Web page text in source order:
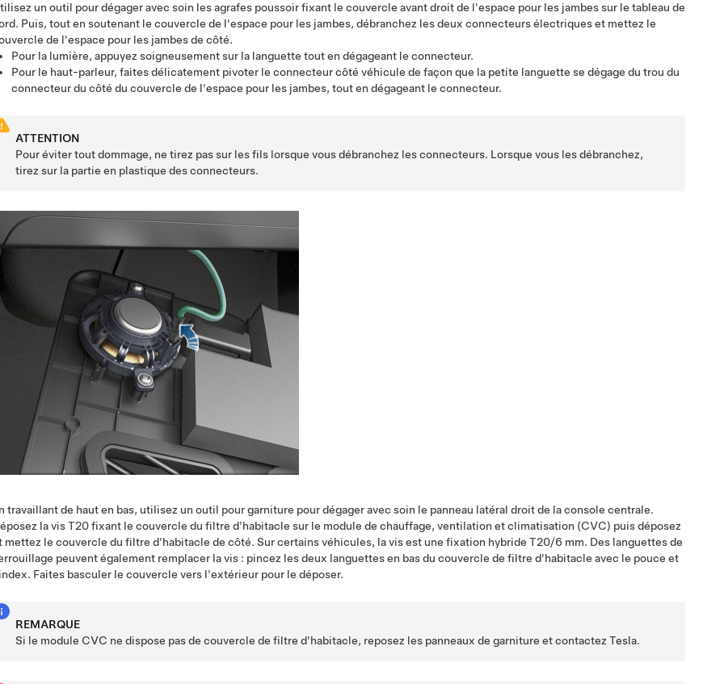
un outil pour dégager avec soin les agrafes poussoir fixant le couvercle avant droit de l'espace pour les jambes sur le tableau de
Puis, tout en soutenant le couvercle de l'espace pour les jambes, débranchez les deux connecteurs électriques et mettez le
de l'espace pour les jambes de côté.
Pour la lumière, appuyez soigneusement sur la languette tout en dégageant le connecteur.
Pour le haut-parleur, faites délicatement pivoter le connecteur côté véhicule de façon que la petite languette se dégage du trou du
connecteur du côté du couvercle de l'espace pour les jambes, tout en dégageant le connecteur.
ATTENTION
Pour éviter tout dommage, ne tirez pas sur les fils lorsque vous débranchez les connecteurs. Lorsque vous les débranchez,
tirez sur la partie en plastique des connecteurs.
travaillant de haut en bas, utilisez un outil pour garniture pour dégager avec soin le panneau latéral droit de la console centrale.
la vis T20 fixant le couvercle du filtre d'habitacle sur le module de chauffage, ventilation et climatisation (CVC) puis déposez
mettez le couvercle du filtre d'habitacle de côté. Sur certains véhicules, la vis est une fixation hybride T20/6 mm. Des languettes de
peuvent également remplacer la vis : pincez les deux languettes en bas du couvercle de filtre d'habitacle avec le pouce et
Faites basculer le couvercle vers l'extérieur pour le déposer.
REMARQUE
Si le module CVC ne dispose pas de couvercle de filtre d'habitacle, reposez les panneaux de garniture et contactez Tesla.